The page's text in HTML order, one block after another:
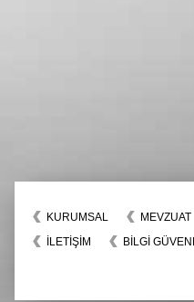
KURUMSAL MEVZUAT
İLETIŞIM
BİLGİ